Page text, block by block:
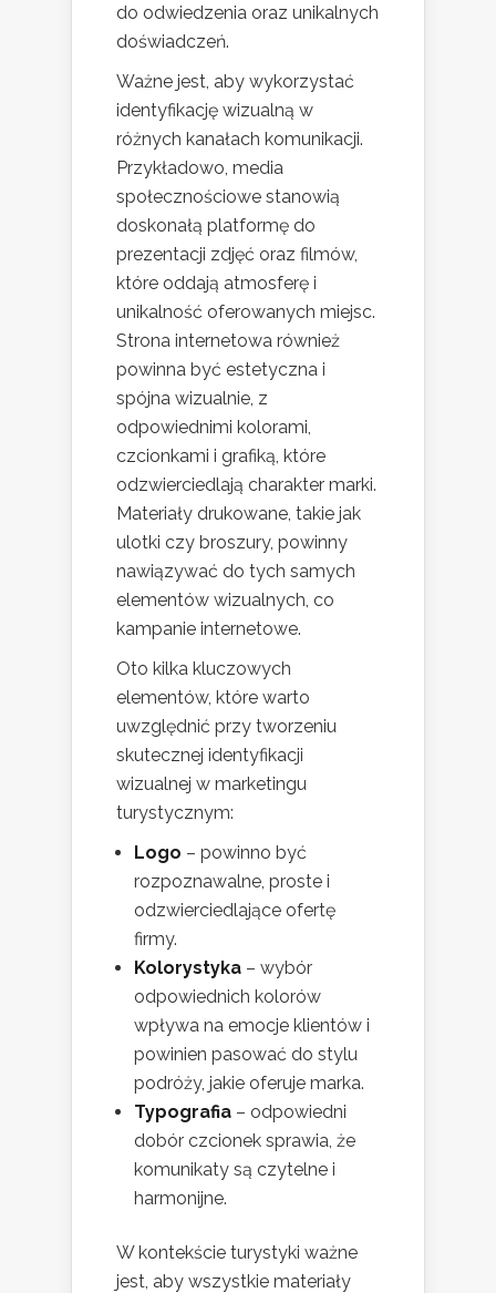
do odwiedzenia oraz unikalnych
doświadczeń.
Ważne jest, aby wykorzystać
identyfikację wizualną w
różnych kanałach komunikacji.
Przykładowo, media
społecznościowe stanowią
doskonałą platformę do
prezentacji zdjęć oraz filmów,
które oddają atmosferę i
unikalność oferowanych miejsc.
Strona internetowa również
powinna być estetyczna i
spójna wizualnie, z
odpowiednimi kolorami,
czcionkami i grafiką, które
odzwierciedlają charakter marki.
Materiały drukowane, takie jak
ulotki czy broszury, powinny
nawiązywać do tych samych
elementów wizualnych, co
kampanie internetowe.
Oto kilka kluczowych
elementów, które warto
uwzględnić przy tworzeniu
skutecznej identyfikacji
wizualnej w marketingu
turystycznym:
Logo – powinno być
rozpoznawalne, proste i
odzwierciedlające ofertę
firmy.
Kolorystyka – wybór
odpowiednich kolorów
wpływa na emocje klientów i
powinien pasować do stylu
podróży, jakie oferuje marka.
Typografia – odpowiedni
dobór czcionek sprawia, że
komunikaty są czytelne i
harmonijne.
W kontekście turystyki ważne
jest, aby wszystkie materiały